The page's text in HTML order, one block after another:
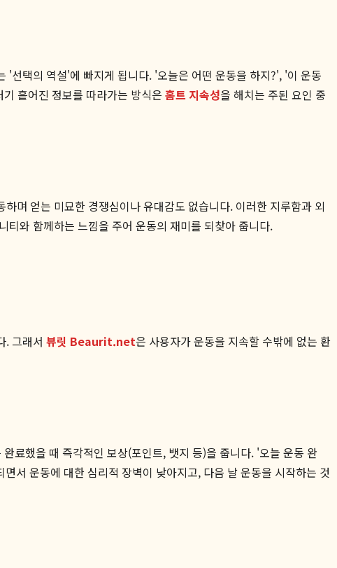
'선택의 역설'에 빠지게 됩니다. '오늘은 어떤 운동을 하지?', '이 운동
흩어진 정보를 따라가는 방식은 홈트 지속성을 해치는 주된 요인 중
며 얻는 미묘한 경쟁심이나 유대감도 없습니다. 이러한 지루함과 외
티와 함께하는 느낌을 주어 운동의 재미를 되찾아 줍니다.
. 그래서 뷰릿 Beaurit.net은 사용자가 운동을 지속할 수밖에 없는 환
료했을 때 즉각적인 보상(포인트, 뱃지 등)을 줍니다. '오늘 운동 완
서 운동에 대한 심리적 장벽이 낮아지고, 다음 날 운동을 시작하는 것